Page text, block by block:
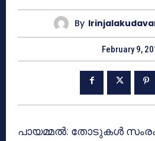
By
February 9,
പായമ്മല്‍: തോടുകള്‍